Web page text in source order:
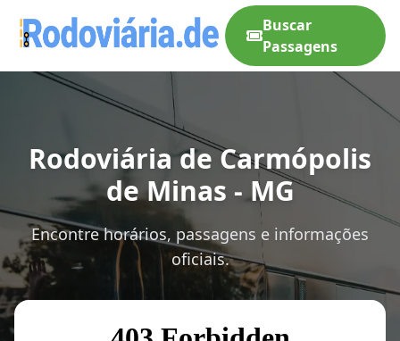
Buscar
Passagens
Rodoviária de Carmópolis
de Minas - MG
Encontre horários, passagens e informações
oficiais.